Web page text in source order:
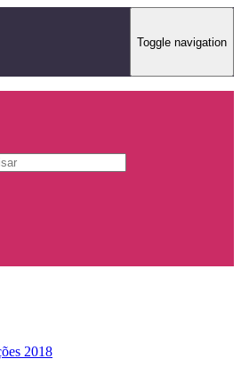
Toggle navigation
2018